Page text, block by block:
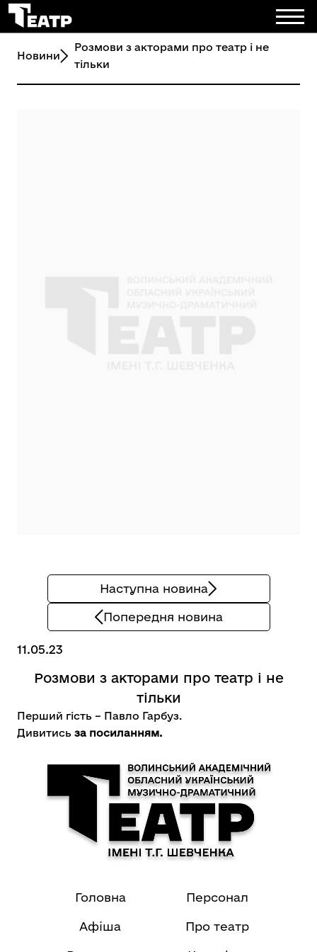
Новини
Розмови з акторами про театр і не
тільки
Наступна новина
Попередня новина
11.05.23
Розмови з акторами про театр і не
тільки
Перший гість – Павло Гарбуз.
Дивитись за посиланням.
Головна
Афіша
Персонал
Про театр